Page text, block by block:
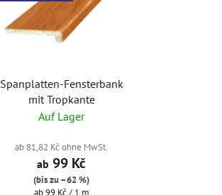
Spanplatten-Fensterbank
mit Tropkante
Auf Lager
ab 81,82 Kč ohne MwSt.
ab 99 Kč
(bis zu –62 %)
Verkaufspreis:
ab 99 Kč / 1 m